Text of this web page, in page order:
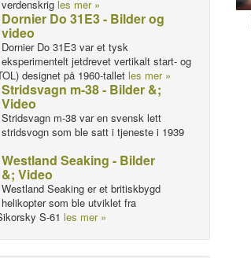
verdenskrig les mer »
Dornier Do 31E3 - Bilder og
video
Dornier Do 31E3 var et tysk
eksperimentelt jetdrevet vertikalt start- og
designet på 1960-tallet les mer »
Stridsvagn m-38 - Bilder &;
Video
Stridsvagn m-38 var en svensk lett
stridsvogn som ble satt i tjeneste i 1939
Westland Seaking - Bilder
&; Video
Westland Seaking er et britiskbygd
helikopter som ble utviklet fra
S-61 les mer »